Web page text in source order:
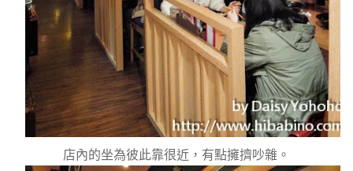
店內的坐為彼此靠很近，有點擁擠吵雜。